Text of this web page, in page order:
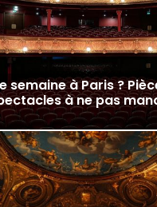
semaine à Paris ?
à ne pas